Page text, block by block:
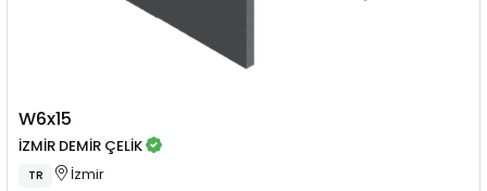
W6x15
İZMİR DEMİR ÇELİK
TR İzmir